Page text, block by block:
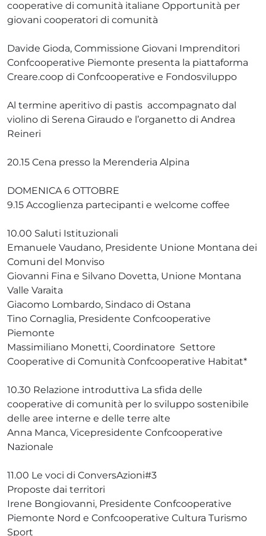
cooperative di comunità italiane Opportunità per
giovani cooperatori di comunità
Davide Gioda, Commissione Giovani Imprenditori
Confcooperative Piemonte presenta la piattaforma
Creare.coop di Confcooperative e Fondosviluppo
Al termine aperitivo di pastis accompagnato dal
violino di Serena Giraudo e l’organetto di Andrea
Reineri
20.15 Cena presso la Merenderia Alpina
DOMENICA 6 OTTOBRE
9.15 Accoglienza partecipanti e welcome coffee
10.00 Saluti Istituzionali
Emanuele Vaudano, Presidente Unione Montana dei
Comuni del Monviso
Giovanni Fina e Silvano Dovetta, Unione Montana
Valle Varaita
Giacomo Lombardo, Sindaco di Ostana
Tino Cornaglia, Presidente Confcooperative
Piemonte
Massimiliano Monetti, Coordinatore Settore
Cooperative di Comunità Confcooperative Habitat*
10.30 Relazione introduttiva La sfida delle
cooperative di comunità per lo sviluppo sostenibile
delle aree interne e delle terre alte
Anna Manca, Vicepresidente Confcooperative
Nazionale
11.00 Le voci di ConversAzioni#3
Proposte dai territori
Irene Bongiovanni, Presidente Confcooperative
Piemonte Nord e Confcooperative Cultura Turismo
Sport